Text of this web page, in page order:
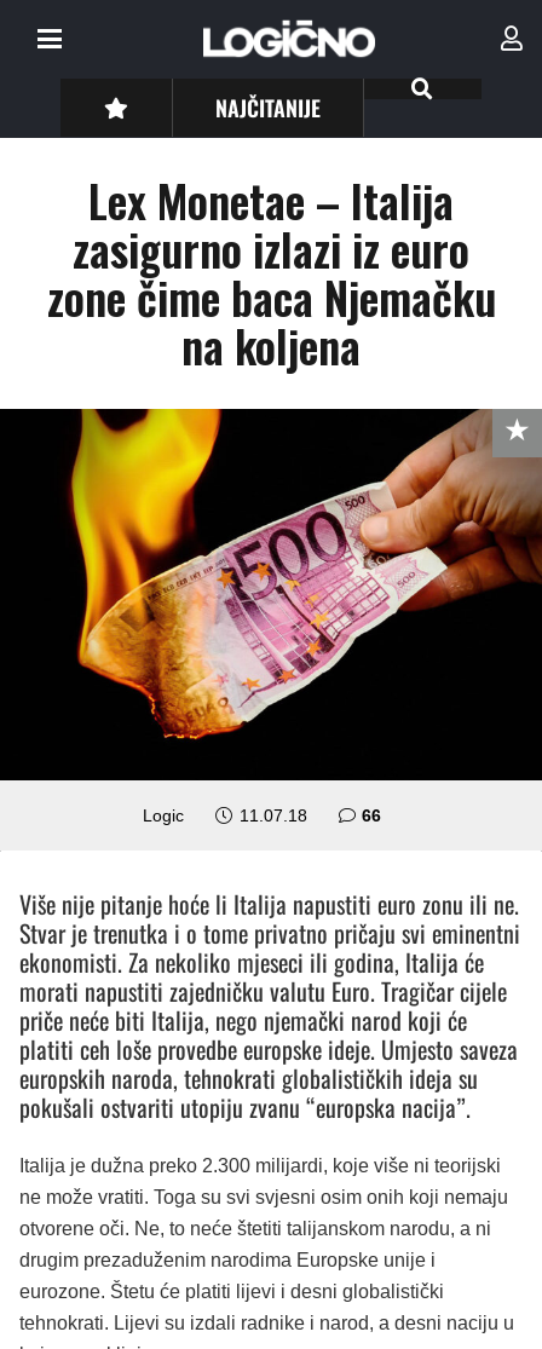
NAJČITANIJE
Lex Monetae – Italija
zasigurno izlazi iz euro
zone čime baca Njemačku
na koljena
Logic 11.07.18 66komentara
Više nije pitanje hoće li Italija napustiti euro zonu ili ne.
Stvar je trenutka i o tome privatno pričaju svi eminentni
ekonomisti. Za nekoliko mjeseci ili godina, Italija će
morati napustiti zajedničku valutu Euro. Tragičar cijele
priče neće biti Italija, nego njemački narod koji će
platiti ceh loše provedbe europske ideje. Umjesto saveza
europskih naroda, tehnokrati globalističkih ideja su
pokušali ostvariti utopiju zvanu “europska nacija”.
Italija je dužna preko 2.300 milijardi, koje više ni teorijski
ne može vratiti. Toga su svi svjesni osim onih koji nemaju
otvorene oči. Ne, to neće štetiti talijanskom narodu, a ni
drugim prezaduženim narodima Europske unije i
eurozone. Štetu će platiti lijevi i desni globalistički
tehnokrati. Lijevi su izdali radnike i narod, a desni naciju u